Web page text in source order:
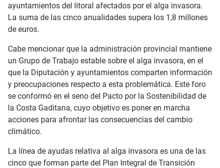
ayuntamientos del litoral afectados por el alga invasora.
La suma de las cinco anualidades supera los 1,8 millones
de euros.
Cabe mencionar que la administración provincial mantiene
un Grupo de Trabajo estable sobre el alga invasora, en el
que la Diputación y ayuntamientos comparten información
y preocupaciones respecto a esta problemática. Este foro
se conformó en el seno del Pacto por la Sostenibilidad de
la Costa Gaditana, cuyo objetivo es poner en marcha
acciones para afrontar las consecuencias del cambio
climático.
La línea de ayudas relativa al alga invasora es una de las
cinco que forman parte del Plan Integral de Transición